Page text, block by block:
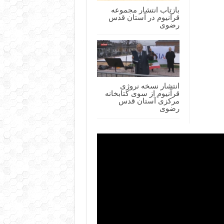
بازتاب انتشار مجموعه
قرآنیوم در آستان قدس
رضوی
انتشار نسخه نروژی
قرآنیوم از سوی کتابخانه
مرکزی آستان قدس
رضوی